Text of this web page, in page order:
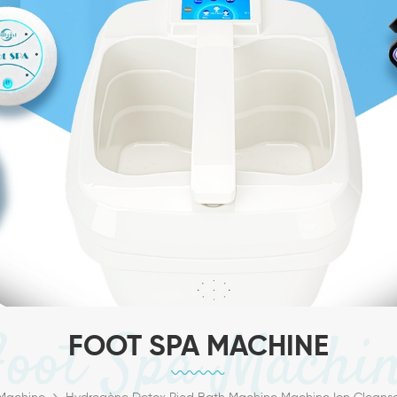
FOOT SPA MACHINE
Spa